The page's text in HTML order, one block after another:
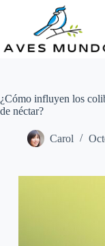
¿Cómo influyen los
de néctar?
Carol